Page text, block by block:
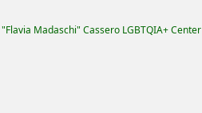
Madaschi" Cassero LGBTQIA+ Center